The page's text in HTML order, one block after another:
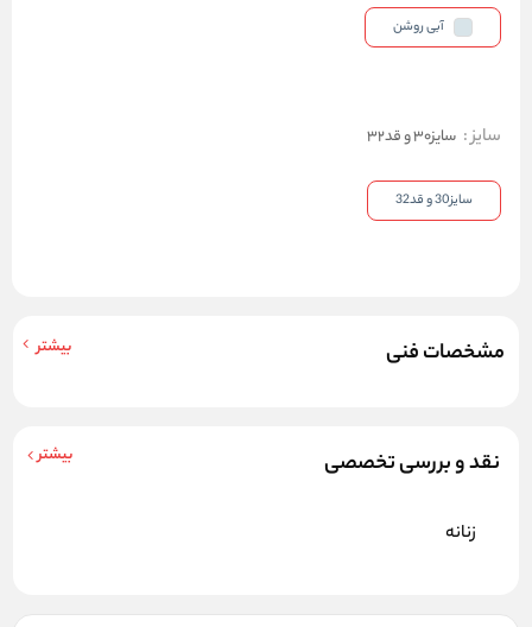
مشخصات فنی بیشتر
نقد و بررسی تخصصی بیشتر
زنانه
آبی روشن
سایز: سایز30 و قد32
سایز30 و قد32